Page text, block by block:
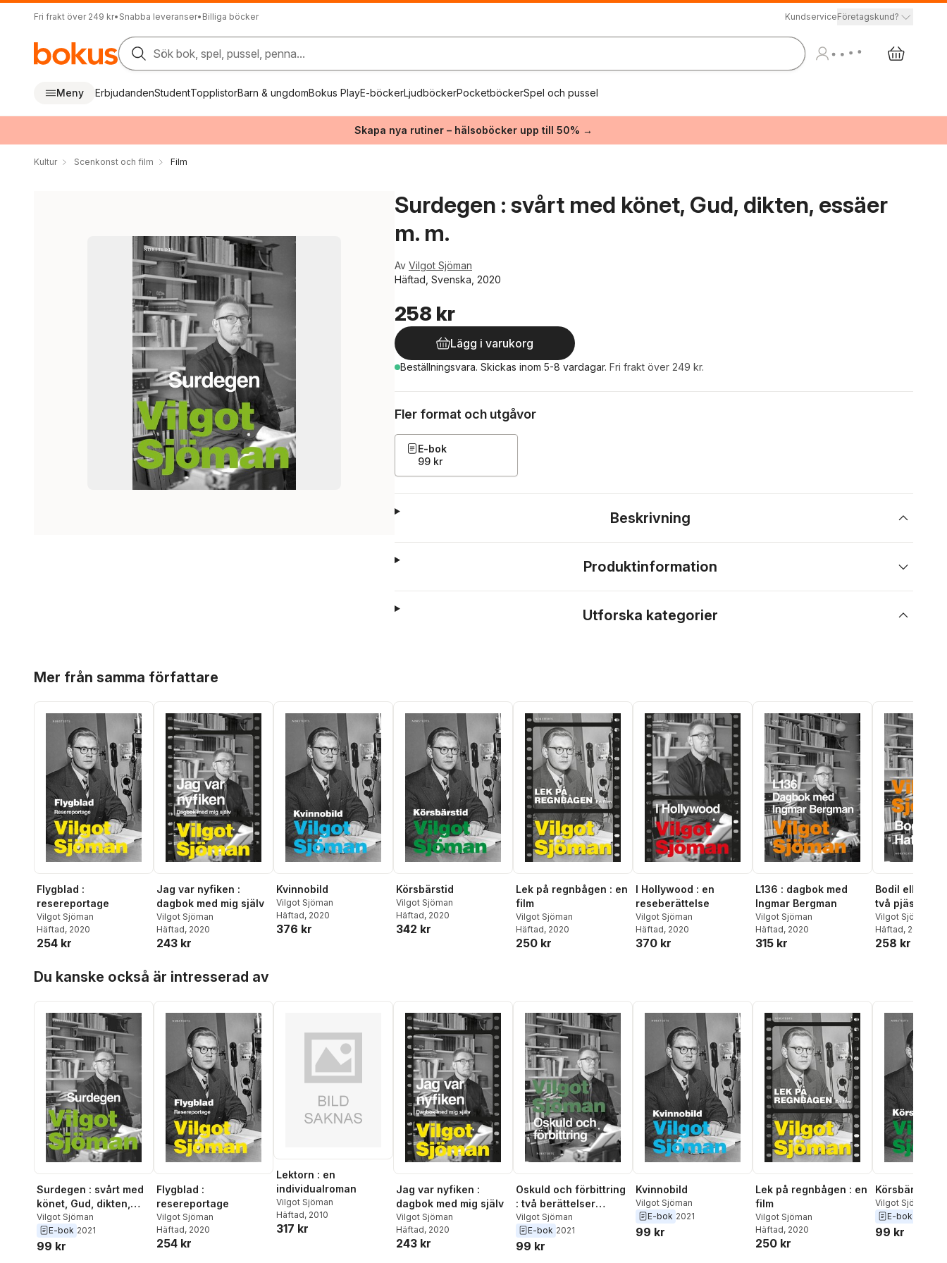
Fri frakt över 249 kr• Snabba leveranser• Billiga böcker KundserviceFöretagskund?
Sök bok, spel, pussel, penna...
Meny ErbjudandenStudentTopplistorBarn & ungdomBokus PlayE-böckerLjudböckerPocketböckerSpel och pussel
Skapa nya rutiner – hälsoböcker upp till 50% →
Kultur Scenkonst och film Film
Surdegen : svårt med könet, Gud, dikten, essäer
m. m.
Av Vilgot Sjöman
Häftad, Svenska, 2020
258 kr
Lägg i varukorg
Beställningsvara. Skickas inom 5-8 vardagar. Fri frakt över 249 kr.
Fler format och utgåvor
E-bok
99 kr
Beskrivning
Produktinformation
Utforska kategorier
Mer från samma författare
Flygblad :
resereportage
Vilgot Sjöman
Häftad, 2020
254 kr
Jag var nyfiken :
dagbok med mig själv
Vilgot Sjöman
Häftad, 2020
243 kr
Kvinnobild
Vilgot Sjöman
Häftad, 2020
376 kr
Körsbärstid
Vilgot Sjöman
Häftad, 2020
342 kr
Lek på regnbågen : en
film
Vilgot Sjöman
Häftad, 2020
250 kr
I Hollywood : en
reseberättelse
Vilgot Sjöman
Häftad, 2020
370 kr
L136 : dagbok med
Ingmar Bergman
Vilgot Sjöman
Häftad, 2020
315 kr
Bodil eller
två pjäser i en
Vilgot Sjöman
Häftad, 2020
258 kr
Du kanske också är intresserad av
Surdegen : svårt med
könet, Gud, dikten,
essäer m. m.
Vilgot Sjöman
E-bok 2021
99 kr
Flygblad :
resereportage
Vilgot Sjöman
Häftad, 2020
254 kr
Lektorn : en
individualroman
Vilgot Sjöman
Häftad, 2010
317 kr
Jag var nyfiken :
dagbok med mig själv
Vilgot Sjöman
Häftad, 2020
243 kr
Oskuld och förbittring
: två berättelser
(oskuld; konsten att
göra slut)
Vilgot Sjöman
E-bok 2021
99 kr
Kvinnobild
Vilgot Sjöman
E-bok 2021
99 kr
Lek på regnbågen : en
film
Vilgot Sjöman
Häftad, 2020
250 kr
Körsbärstid
Vilgot Sjöman
E-bok
99 kr